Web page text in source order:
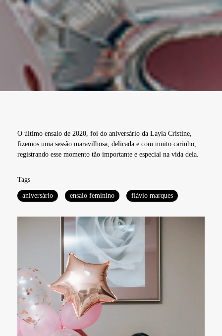
O último ensaio de 2020, foi do aniversário da Layla Cristine,
fizemos uma sessão maravilhosa, delicada e com muito carinho,
registrando esse momento tão importante e especial na vida dela.
Tags
aniversário ensaio feminino flávio marques